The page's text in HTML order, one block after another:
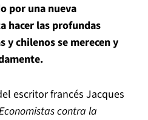
por una nueva
hacer las profundas
y chilenos se merecen y
escritor francés Jacques
contra la